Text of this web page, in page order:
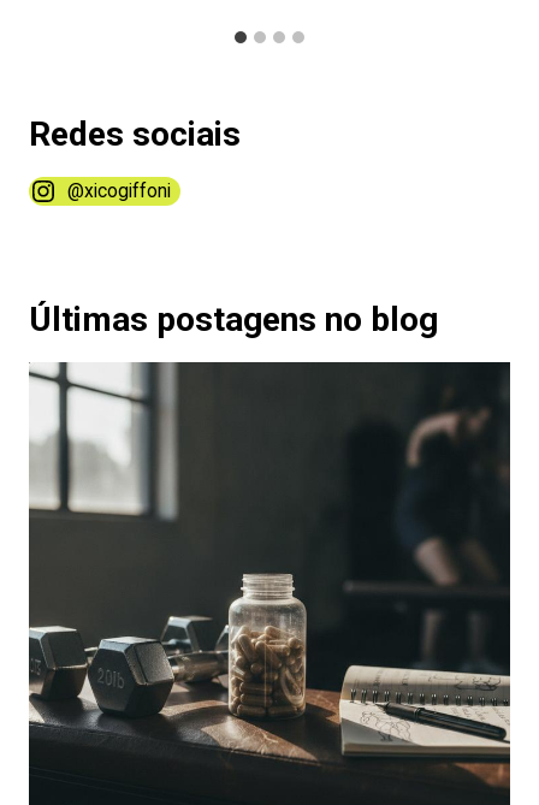
Redes sociais​
@xicogiffoni
Últimas postagens no blog​